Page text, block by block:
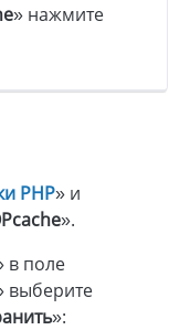
» нажмите
PHP» и
».
в поле
выберите
»: